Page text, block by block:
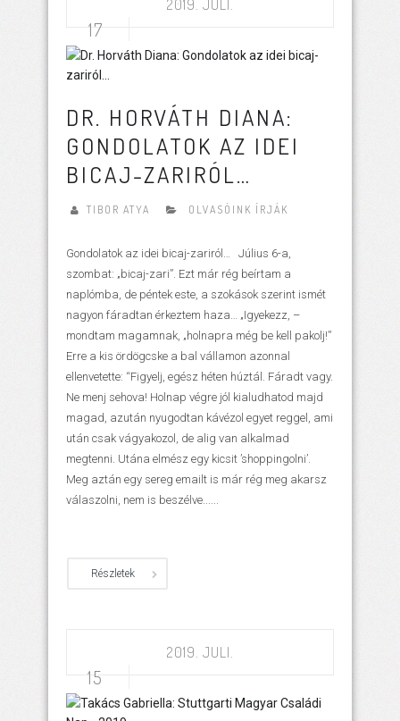
2019. JULI.
17
DR. HORVÁTH DIANA:
GONDOLATOK AZ IDEI
BICAJ-ZARIRÓL…
TIBOR ATYA OLVASÓINK ÍRJÁK
Gondolatok az idei bicaj-zariról… Július 6-a,
szombat: „bicaj-zari”. Ezt már rég beírtam a
naplómba, de péntek este, a szokások szerint ismét
nagyon fáradtan érkeztem haza… „Igyekezz, –
mondtam magamnak, „holnapra még be kell pakolj!”
Erre a kis ördögcske a bal vállamon azonnal
ellenvetette: “Figyelj, egész héten húztál. Fáradt vagy.
Ne menj sehova! Holnap végre jól kialudhatod majd
magad, azután nyugodtan kávézol egyet reggel, ami
után csak vágyakozol, de alig van alkalmad
megtenni. Utána elmész egy kicsit ’shoppingolni’.
Meg aztán egy sereg emailt is már rég meg akarsz
válaszolni, nem is beszélve......
Részletek
2019. JULI.
15